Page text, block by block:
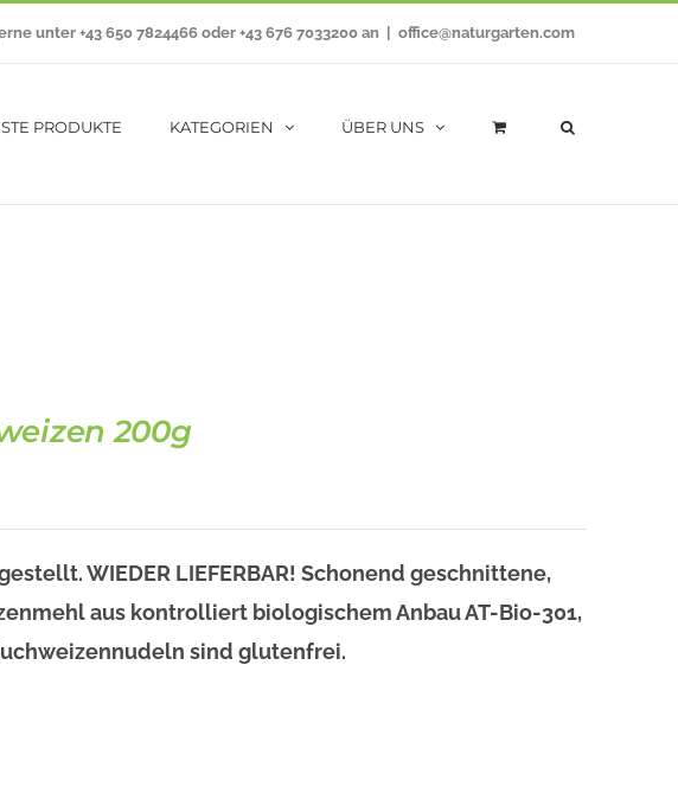
unter +43 650 7824466 oder +43 676 7033200 an office@naturgarten.com
PRODUKTE KATEGORIEN ÜBER UNS
200g
WIEDER LIEFERBAR! Schonend geschnittene,
aus kontrolliert biologischem Anbau AT-Bio-301,
sind glutenfrei.